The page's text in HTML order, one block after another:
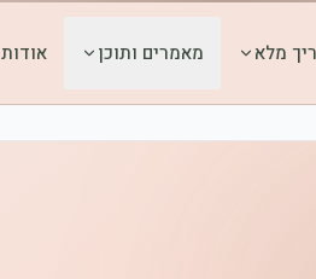
מלא מאמרים ותוכן אודות